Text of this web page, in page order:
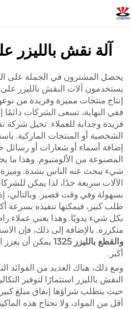
آلة نقش بالليزر
يحصل المشترون في الجملة على
يستخدمون آلات النقش بالليزر على
إنتاج منتجات مميزة وفريدة من
ففي النهاية، تسعى الشركات دائمًا
فريدة وجذابة للعملاء. تخيل شركة
الشخصية أو المنتجات الماركية.
إضافة أسماء أو شعارات أو رسائل
المصنوعة من الألومنيوم. وهذا ما
شيء يبحث عنه الناس بشدة.
الآلات سريعة جدًا، لذا يمكن
بسهولة وفي وقت قصير. وبالتالي،
طلب كبير، فيمكنها تنفيذه بسرعة
بكل شيء يدويًا. وهذا يعني عملاء
متكررة. بالإضافة إلى ذلك، فإن
والقطع بالليزر 1325
يمكن أن يعزز
أكبر.
ومع ذلك، هناك العديد من الفوائد
النقش بالليزر استثمارًا لتوفير
حيث يتطلب شراؤها إنفاق مبلغ
أقل من المواد، ولا تحتاج هذه